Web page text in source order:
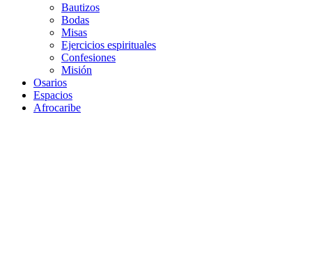
Bautizos
Bodas
Misas
Ejercicios espirituales
Confesiones
Misión
Osarios
Espacios
Afrocaribe